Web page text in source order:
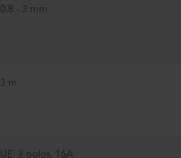
0.8 - 3 mm
3 m
UE, 3 polos, 16A